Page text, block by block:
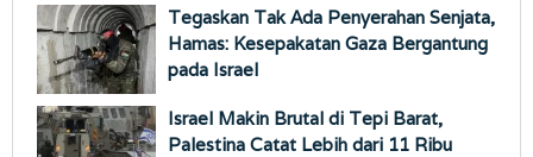
Tegaskan Tak Ada Penyerahan Senjata,
Hamas: Kesepakatan Gaza Bergantung
pada Israel
Israel Makin Brutal di Tepi Barat,
Palestina Catat Lebih dari 11 Ribu